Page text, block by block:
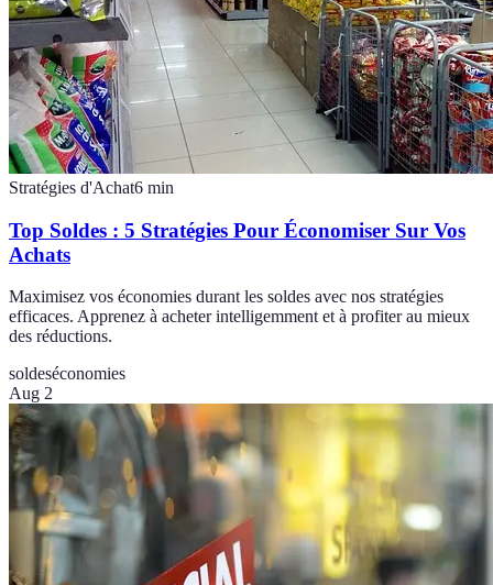
Stratégies d'Achat6 min
Top Soldes : 5 Stratégies Pour Économiser Sur Vos
Achats
Maximisez vos économies durant les soldes avec nos stratégies
efficaces. Apprenez à acheter intelligemment et à profiter au mieux
des réductions.
soldeséconomies
Aug 2